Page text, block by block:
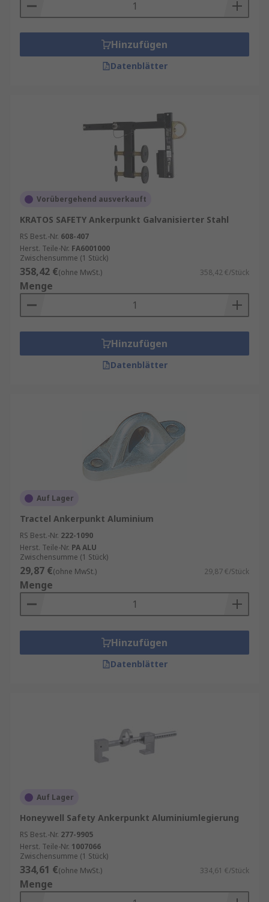
Hinzufügen
Datenblätter
Vorübergehend ausverkauft
KRATOS SAFETY Ankerpunkt Galvanisierter Stahl
RS Best.-Nr. 608-407
Herst. Teile-Nr. FA6001000
Zwischensumme (1 Stück)
358,42 €(ohne MwSt.) 358,42 €/Stück
Menge
Hinzufügen
Datenblätter
Auf Lager
Tractel Ankerpunkt Aluminium
RS Best.-Nr. 222-1090
Herst. Teile-Nr. PA ALU
Zwischensumme (1 Stück)
29,87 €(ohne MwSt.) 29,87 €/Stück
Menge
Hinzufügen
Datenblätter
Auf Lager
Honeywell Safety Ankerpunkt Aluminiumlegierung
RS Best.-Nr. 277-9905
Herst. Teile-Nr. 1007066
Zwischensumme (1 Stück)
334,61 €(ohne MwSt.) 334,61 €/Stück
Menge